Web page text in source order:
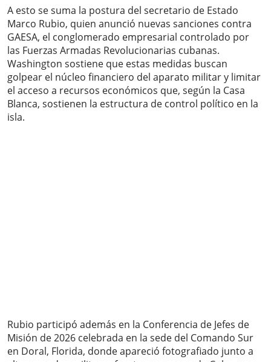
A esto se suma la postura del secretario de Estado
Marco Rubio, quien anunció nuevas sanciones contra
GAESA, el conglomerado empresarial controlado por
las Fuerzas Armadas Revolucionarias cubanas.
Washington sostiene que estas medidas buscan
golpear el núcleo financiero del aparato militar y limitar
el acceso a recursos económicos que, según la Casa
Blanca, sostienen la estructura de control político en la
isla.
Rubio participó además en la Conferencia de Jefes de
Misión de 2026 celebrada en la sede del Comando Sur
en Doral, Florida, donde apareció fotografiado junto a